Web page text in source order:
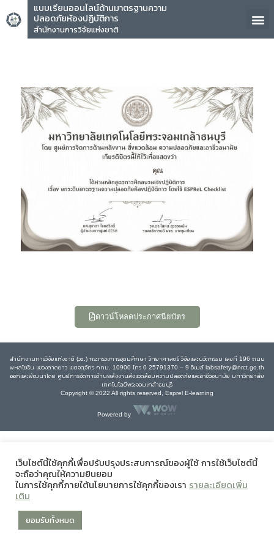
แบบเรียนออนไลน์ด้านมาตรฐานความ
ปลอดภัยห้องปฏิบัติการ
สำนักงานการวิจัยแห่งชาติ
คุณ
ดาวน์โหลดประกาศนียบัตร
สำนักงานการวิจัยแห่งชาติ (วช.) กระทรวงการอุดมศึกษา วิทยาศาสตร์ วิจัยและนวัตกรรม เลขที่ 196 ถนน
พหลโยธิน แขวงลาดยาว เขตจตุจักร กทม. 10900 โทร 0 25791370 – 9 อีเมล์ labsafety@nrct.go.th
ออกและพัฒนาโดย ศูนย์การจัดการด้านพลังงานสิ่งแวดล้อมความปลอดภัยและอาชีวอนามัย มหาวิทยาลัย
เทคโนโลยีพระจอมเกล้าธนบุรี
Copyright © 2022 All rights reserved, Esprel E-learning
Powered by
เว็บไซต์นี้ใช้คุกกี้เพื่อปรับปรุงประสบการณ์ของผู้ใช้ การใช้เว็บไซต์นี้
จะถือว่าคุณให้ความยินยอม
ในการใช้คุกกี้ภายใต้นโยบายการใช้คุกกี้ของเรา รายละเอียดเพิ่ม
เติม
ยอมรับทั้งหมด